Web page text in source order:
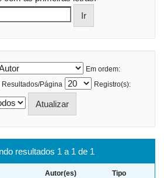
Em ordem:
Resultados/Página
Registro(s):
resultados 1 a 1 de 1
Autor(es) Tipo